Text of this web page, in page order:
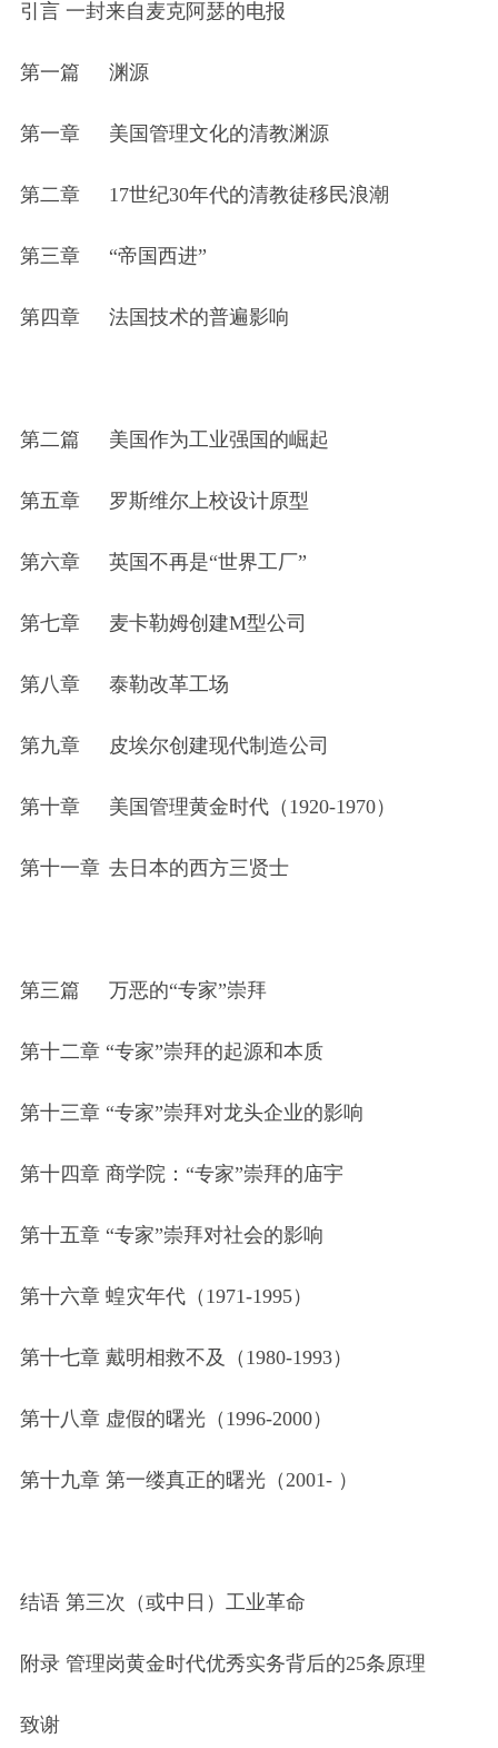
引言 一封来自麦克阿瑟的电报
第一篇 渊源
第一章 美国管理文化的清教渊源
第二章 17世纪30年代的清教徒移民浪潮
第三章 “帝国西进”
第四章 法国技术的普遍影响
第二篇 美国作为工业强国的崛起
第五章 罗斯维尔上校设计原型
第六章 英国不再是“世界工厂”
第七章 麦卡勒姆创建M型公司
第八章 泰勒改革工场
第九章 皮埃尔创建现代制造公司
第十章 美国管理黄金时代（1920-1970）
第十一章 去日本的西方三贤士
第三篇 万恶的“专家”崇拜
第十二章 “专家”崇拜的起源和本质
第十三章 “专家”崇拜对龙头企业的影响
第十四章 商学院：“专家”崇拜的庙宇
第十五章 “专家”崇拜对社会的影响
第十六章 蝗灾年代（1971-1995）
第十七章 戴明相救不及（1980-1993）
第十八章 虚假的曙光（1996-2000）
第十九章 第一缕真正的曙光（2001- ）
结语 第三次（或中日）工业革命
附录 管理岗黄金时代优秀实务背后的25条原理
致谢